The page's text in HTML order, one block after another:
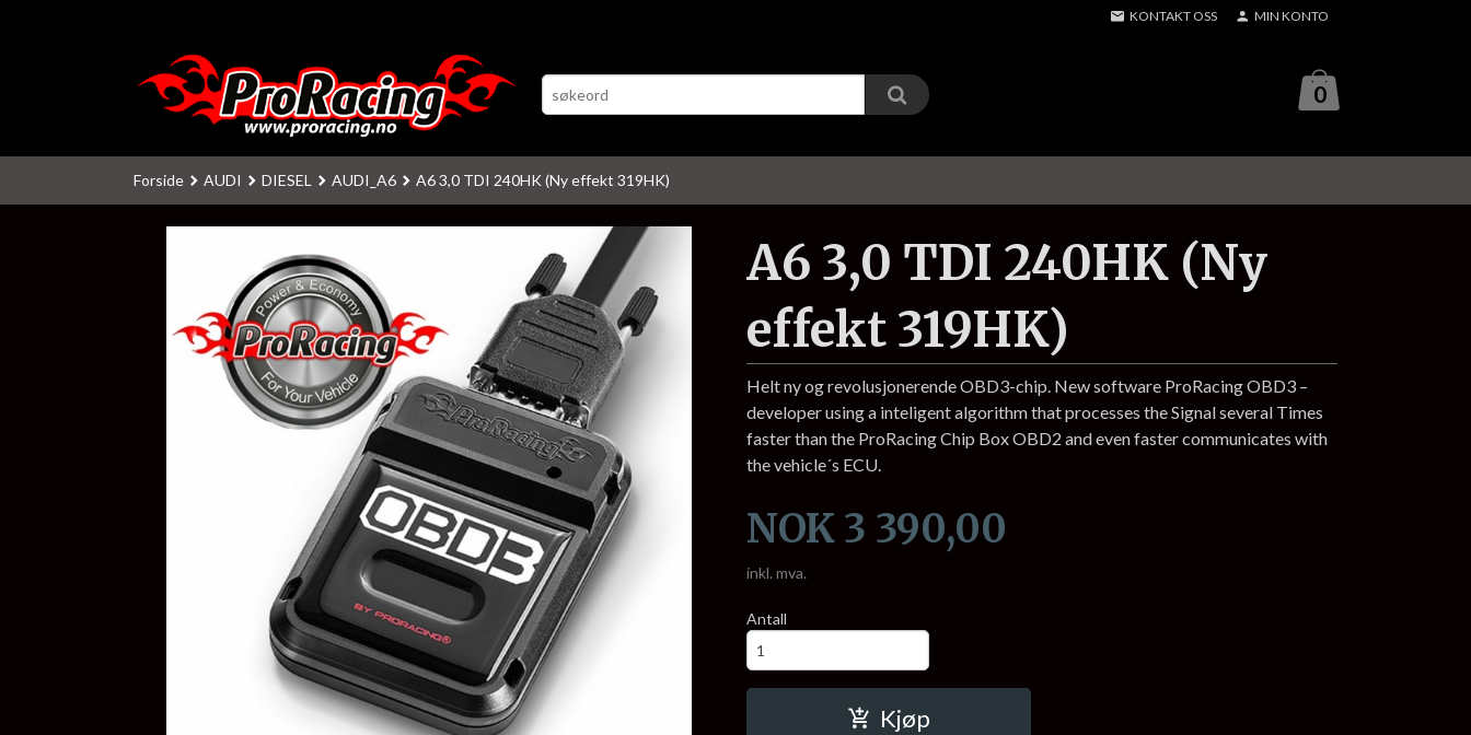
KONTAKT OSS MIN KONTO
0
Forside AUDI DIESEL AUDI_A6 A6 3,0 TDI 240HK (Ny effekt 319HK)
A6 3,0 TDI 240HK (Ny
effekt 319HK)
Helt ny og revolusjonerende OBD3-chip. New software ProRacing OBD3 –
developer using a inteligent algorithm that processes the Signal several Times
faster than the ProRacing Chip Box OBD2 and even faster communicates with
the vehicle´s ECU.
Pris
NOK 3 390,00
inkl. mva.
Antall
Kjøp